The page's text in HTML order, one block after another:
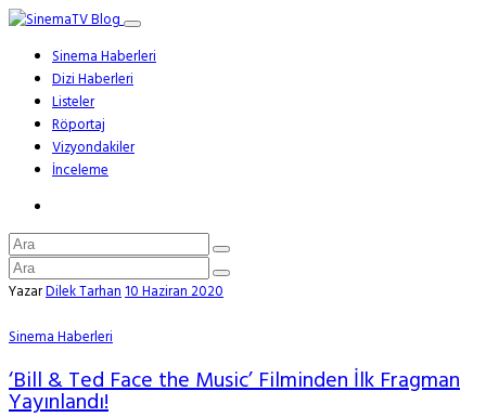
Sinema Haberleri
Dizi Haberleri
Listeler
Röportaj
Vizyondakiler
İnceleme
YazarDilek Tarhan10 Haziran 2020
Sinema Haberleri
‘Bill & Ted Face the Music’ Filminden İlk Fragman
Yayınlandı!